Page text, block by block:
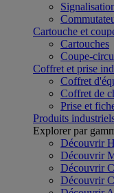
Cartouche et
Cartouches
Coupe-
Coffret et prise
Coffret
Coffret de
Prise et
Produits
Explorer par
Découvrir
Découvrir
Découvrir
Découvrir